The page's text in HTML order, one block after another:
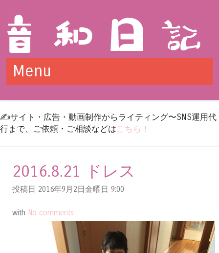
Menu
✍️サイト・広告・動画制作からライティング〜SNS運用代
行まで、ご依頼・ご相談などはこちら！
2016.8.21 ドレス
投稿日 2016年9月2日金曜日 9:00
with No comments